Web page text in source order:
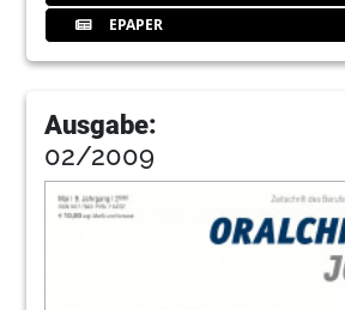
EPAPER
Ausgabe:
02/2009